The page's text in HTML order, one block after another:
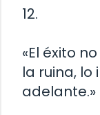
12.
«El éxito
la ruina,
adelante.»